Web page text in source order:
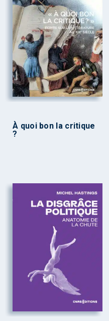
À quoi bon la critique
?